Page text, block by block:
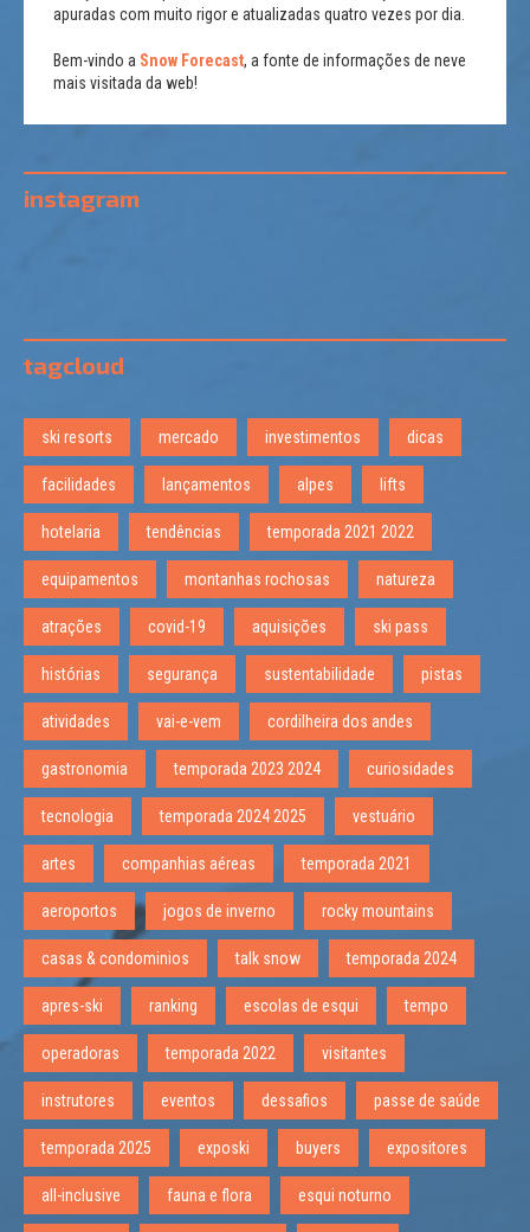
apuradas com muito rigor e atualizadas quatro vezes por dia.
Bem-vindo a Snow Forecast, a fonte de informações de neve
mais visitada da web!
instagram
tagcloud
ski resorts mercado investimentos dicas
facilidades lançamentos alpes lifts
hotelaria tendências temporada 2021 2022
equipamentos montanhas rochosas natureza
atrações covid-19 aquisições ski pass
histórias segurança sustentabilidade pistas
atividades vai-e-vem cordilheira dos andes
gastronomia temporada 2023 2024 curiosidades
tecnologia temporada 2024 2025 vestuário
artes companhias aéreas temporada 2021
aeroportos jogos de inverno rocky mountains
casas & condominios talk snow temporada 2024
apres-ski ranking escolas de esqui tempo
operadoras temporada 2022 visitantes
instrutores eventos dessafios passe de saúde
temporada 2025 exposki buyers expositores
all-inclusive fauna e flora esqui noturno